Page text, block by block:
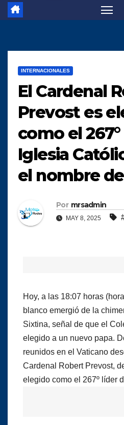
INTERNACIONALES
El Cardenal
Prevost es
como el
Iglesia
el nombre
Por mrsadmin
MAY 8, 2025
Hoy, a las 18:07 horas
blanco emergió de la
Sixtina, señal de que el
elegido a un nuevo papa.
reunidos en el Vaticano
Cardenal Robert Prevost,
elegido como el 267º líder